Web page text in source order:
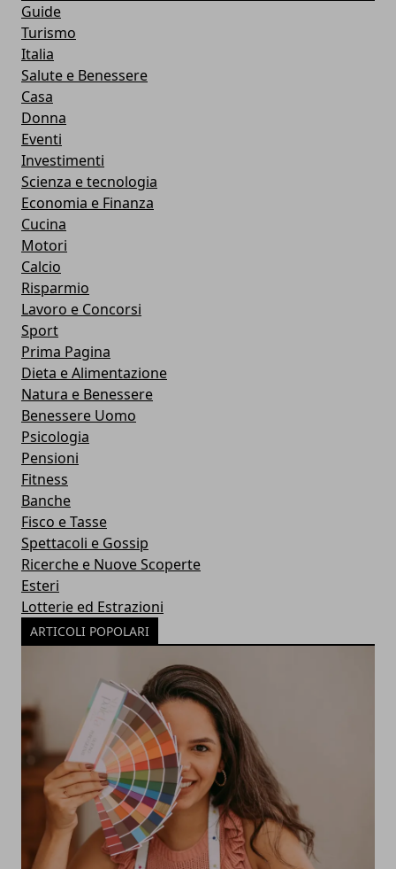
Guide
Turismo
Italia
Salute e Benessere
Casa
Donna
Eventi
Investimenti
Scienza e tecnologia
Economia e Finanza
Cucina
Motori
Calcio
Risparmio
Lavoro e Concorsi
Sport
Prima Pagina
Dieta e Alimentazione
Natura e Benessere
Benessere Uomo
Psicologia
Pensioni
Fitness
Banche
Fisco e Tasse
Spettacoli e Gossip
Ricerche e Nuove Scoperte
Esteri
Lotterie ed Estrazioni
ARTICOLI POPOLARI